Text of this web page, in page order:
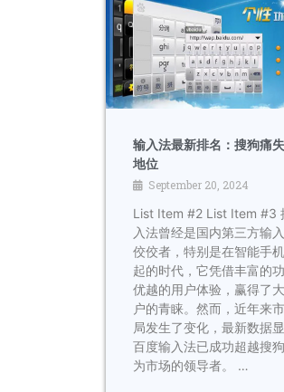
输入法最新排名：搜狗痛
地位
September 20, 2024
List Item #2 List Item #3
入法曾经是国内第三方输
佼佼者，特别是在智能手
起的时代，它凭借丰富的
优越的用户体验，赢得了
户的青睐。然而，近年来
局发生了变化，最新数据显
百度输入法已成功超越搜
为市场的领导者。 …